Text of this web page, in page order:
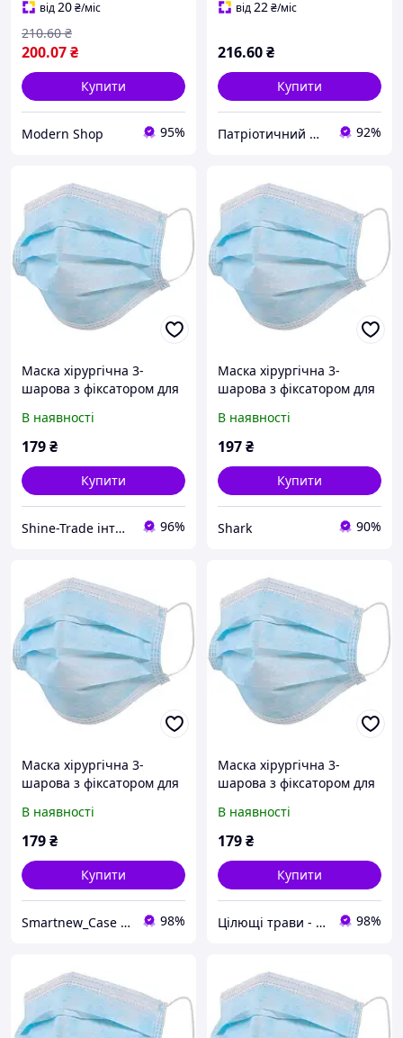
від20₴/міс
200.07₴
210.60 ₴
Купити
Modern Shop 95%
від22₴/міс
216.60₴
Купити
Патріотичний Магазин 92%
Маска хірургічна 3-
шарова з фіксатором для
В наявності
179₴
Купити
Shine-Trade інтернет-магазин 96%
Маска хірургічна 3-
шарова з фіксатором для
Блакитний
В наявності
197₴
Купити
Shark 90%
Маска хірургічна 3-
шарова з фіксатором для
Блакитний
В наявності
179₴
Купити
Smartnew_Case - магазин аксесуарів для мобільних пристроїв. 98%
Маска хірургічна 3-
шарова з фіксатором для
В наявності
179₴
Купити
Цілющі трави - товари для здоров'я та краси 98%